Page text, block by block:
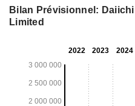
Bilan Prévisionnel:
Limited